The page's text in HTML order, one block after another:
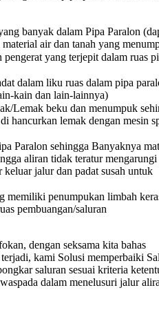
banyak dalam Pipa Paralon
air dan tanah yang
yang terjepit dalam ruas
dalam liku ruas dalam pipa
kain dan lain-lainnya)
Lemak beku dan menumpuk
hancurkan lemak dengan mesin
Paralon sehingga Banyaknya
aliran tidak teratur mengarungi
keluar jalur dan padat susah untuk
memiliki penumpukan limbah
pembuangan/saluran
dengan seksama kita bahas
kami Solusi memperbaiki
saluran sesuai kriteria
dalam menelusuri jalur